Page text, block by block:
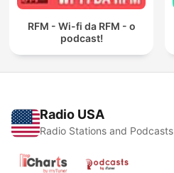
RFM - Wi-fi da RFM - o
podcast!
Radio USA
Radio Stations and Podcasts